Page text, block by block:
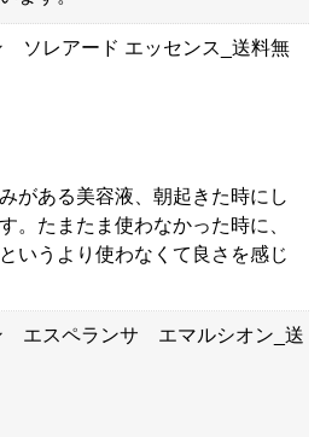
ソレアード エッセンス_送料無
がある美容液、朝起きた時にし
。たまたま使わなかった時に、
いうより使わなくて良さを感じ
エスペランサ エマルシオン_送